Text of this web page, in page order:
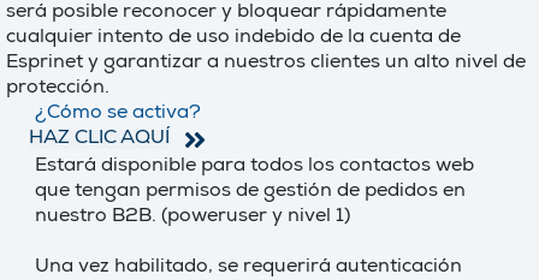
será posible reconocer y bloquear rápidamente
cualquier intento de uso indebido de la cuenta de
Esprinet y garantizar a nuestros clientes un alto nivel de
protección.
¿Cómo se activa?
HAZ CLIC AQUÍ
Estará disponible para todos los contactos web
que tengan permisos de gestión de pedidos en
nuestro B2B. (poweruser y nivel 1)
Una vez habilitado, se requerirá autenticación